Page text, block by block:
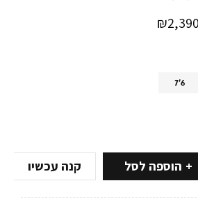
₪
7'6
הוספה לסל קנה עכשיו